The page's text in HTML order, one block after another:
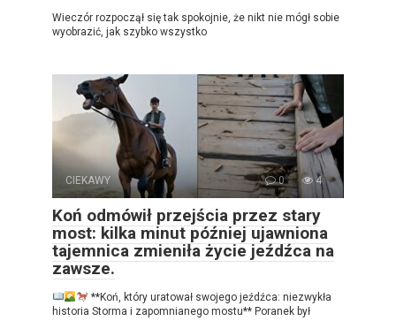
Wieczór rozpoczął się tak spokojnie, że nikt nie mógł sobie
wyobrazić, jak szybko wszystko
CIEKAWY 0 4
Koń odmówił przejścia przez stary
most: kilka minut później ujawniona
tajemnica zmieniła życie jeźdźca na
zawsze.
**Koń, który uratował swojego jeźdźca: niezwykła
historia Storma i zapomnianego mostu** Poranek był